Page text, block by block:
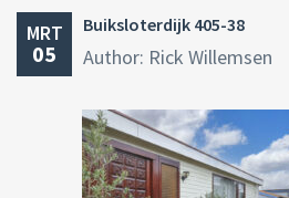
MRT
05
Buiksloterdijk 405-38
Author: Rick Willemsen